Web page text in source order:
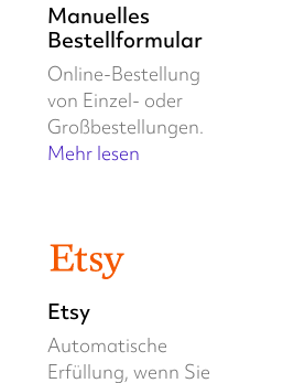
Manuelles
Bestellformular
Online-Bestellung
von Einzel- oder
Großbestellungen.
Mehr lesen
Etsy
Automatische
Erfüllung, wenn Sie